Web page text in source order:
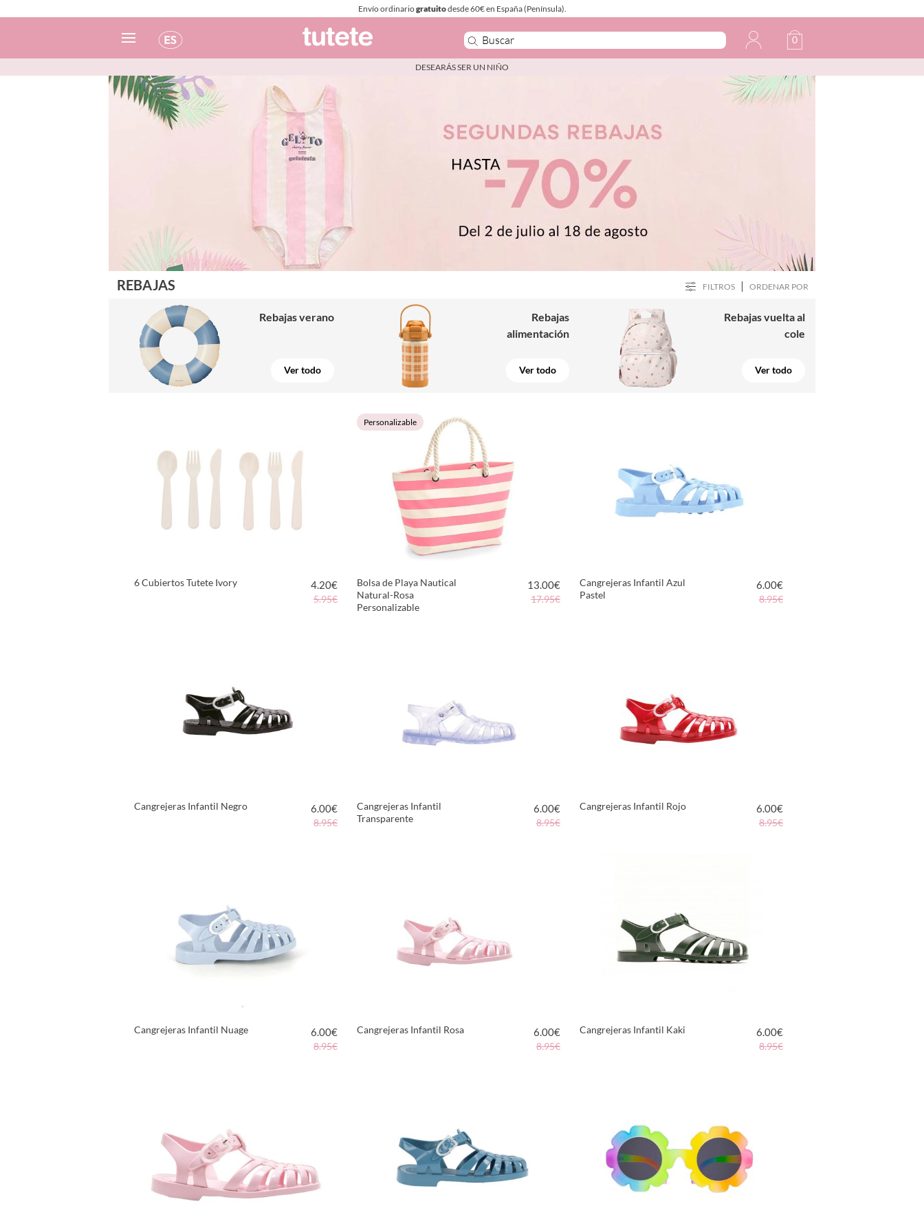
Envío ordinariogratuitodesde 60€ en España (Península).
Español
Italiano
Inglés
0
DESEARÁS SER UN NIÑO
FILTROS ORDENAR POR
REBAJAS
Rebajas verano
Ver todo
Rebajas
alimentación
Ver todo
Rebajas vuelta al
cole
Ver todo
6 Cubiertos Tutete Ivory 4.20€
5.95€
Personalizable
Bolsa de Playa Nautical
Natural-Rosa
Personalizable
13.00€
17.95€
Cangrejeras Infantil Azul
Pastel
6.00€
8.95€
Cangrejeras Infantil Negro 6.00€
8.95€
Cangrejeras Infantil
Transparente
6.00€
8.95€
Cangrejeras Infantil Rojo 6.00€
8.95€
Cangrejeras Infantil Nuage 6.00€
8.95€
Cangrejeras Infantil Rosa 6.00€
8.95€
Cangrejeras Infantil Kaki 6.00€
8.95€